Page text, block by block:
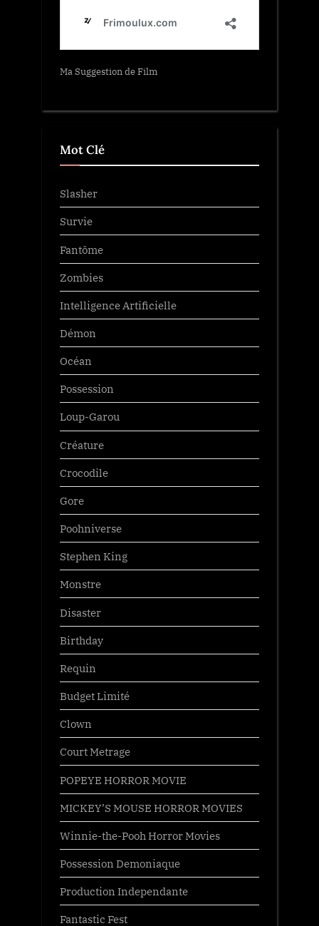
Ma Suggestion de Film
Mot Clé
Slasher
Survie
Fantôme
Zombies
Intelligence Artificielle
Démon
Océan
Possession
Loup-Garou
Créature
Crocodile
Gore
Poohniverse
Stephen King
Monstre
Disaster
Birthday
Requin
Budget Limité
Clown
Court Metrage
POPEYE HORROR MOVIE
MICKEY’S MOUSE HORROR MOVIES
Winnie-the-Pooh Horror Movies
Possession Demoniaque
Production Independante
Fantastic Fest